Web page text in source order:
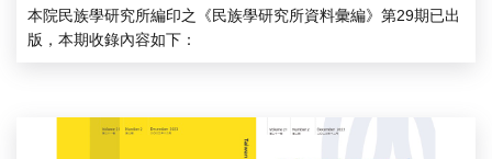
本院民族學研究所編印之《民族學研究所資料彙編》第29期已出
版，本期收錄內容如下：